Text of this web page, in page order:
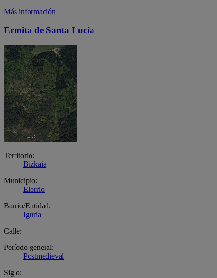
Más información
Ermita de Santa Lucía
Territorio:
Bizkaia
Municipio:
Elorrio
Barrio/Entidad:
Iguria
Calle:
Período general:
Postmedieval
Siglo: